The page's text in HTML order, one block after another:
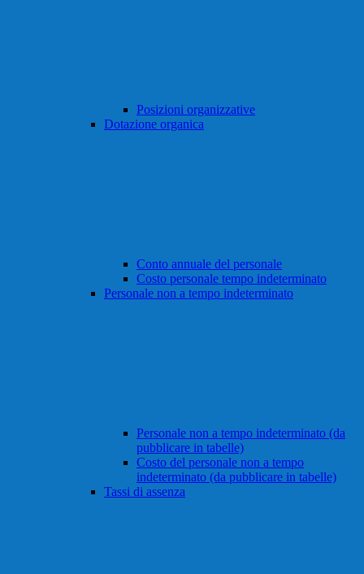
Posizioni organizzative
Dotazione organica
Conto annuale del personale
Costo personale tempo indeterminato
Personale non a tempo indeterminato
Personale non a tempo indeterminato (da
pubblicare in tabelle)
Costo del personale non a tempo
indeterminato (da pubblicare in tabelle)
Tassi di assenza